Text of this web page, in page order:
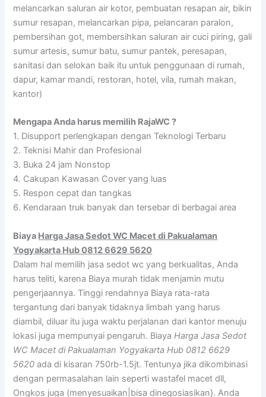
melancarkan saluran air kotor, pembuatan resapan air, bikin
sumur resapan, melancarkan pipa, pelancaran paralon,
pembersihan got, membersihkan saluran air cuci piring, gali
sumur artesis, sumur batu, sumur pantek, peresapan,
sanitasi dan selokan baik itu untuk penggunaan di rumah,
dapur, kamar mandi, restoran, hotel, vila, rumah makan,
kantor)
Mengapa Anda harus memilih RajaWC ?
1. Disupport perlengkapan dengan Teknologi Terbaru
2. Teknisi Mahir dan Profesional
3. Buka 24 jam Nonstop
4. Cakupan Kawasan Cover yang luas
5. Respon cepat dan tangkas
6. Kendaraan truk banyak dan tersebar di berbagai area
Biaya Harga Jasa Sedot WC Macet di Pakualaman
Yogyakarta Hub 0812 6629 5620
Dalam hal memilih jasa sedot wc yang berkualitas, Anda
harus teliti, karena Biaya murah tidak menjamin mutu
pengerjaannya. Tinggi rendahnya Biaya rata-rata
tergantung dari banyak tidaknya limbah yang harus
diambil, diluar itu juga waktu perjalanan dari kantor menuju
lokasi juga mempunyai pengaruh. BiayaHarga Jasa Sedot
WC Macet di Pakualaman Yogyakarta Hub 0812 6629
5620 ada di kisaran 750rb-1.5jt. Tentunya jika dikombinasi
dengan permasalahan lain seperti wastafel macet dll,
Ongkos juga (menyesuaikan|bisa dinegosiasikan}. Anda